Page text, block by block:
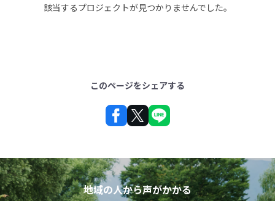
該当するプロジェクトが見つかりませんでした。
このページをシェアする
地域の人から声がかかる